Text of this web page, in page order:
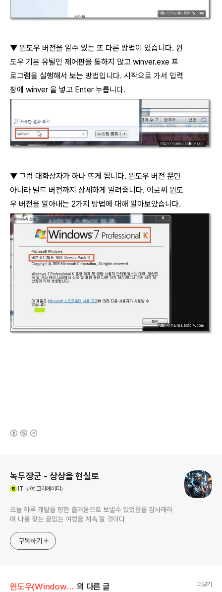
▼ 윈도우 버전을 알수 있는 또 다른 방법이 있습니다. 윈
도우 기본 유틸인 제어판을 통하지 않고 winver.exe 프
로그램을 실행해서 보는 방법입니다. 시작으로 가서 입력
창에 winver 을 넣고 Enter 누릅니다.
▼ 그럼 대화상자가 하나 뜨게 됩니다. 윈도우 버전 뿐만
아니라 빌드 버전까지 상세하게 알려줍니다. 이로써 윈도
우 버전을 알아내는 2가지 방법에 대해 알아보았습니다.
녹두장군 - 상상을 현실로
IT 분야 크리에이터
오늘 하루 개발을 향한 즐거움으로 보낼수 있었음을 감사해하
며 나를 찾는 끝없는 여행을 계속 할 것이다
구독하기
윈도우(Window OS)/윈도우7(Windows7) 의 다른 글 더보기